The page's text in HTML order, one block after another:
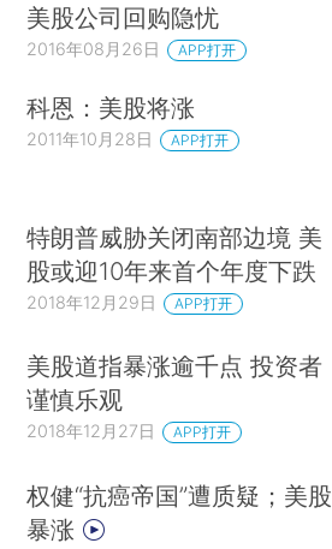
美股公司回购隐忧
2016年08月26日 APP打开
科恩：美股将涨
2011年10月28日 APP打开
特朗普威胁关闭南部边境 美
股或迎10年来首个年度下跌
2018年12月29日 APP打开
美股道指暴涨逾千点 投资者
谨慎乐观
2018年12月27日 APP打开
权健“抗癌帝国”遭质疑；美股
暴涨